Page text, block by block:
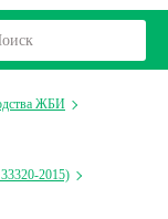
ЖБИ
2015)